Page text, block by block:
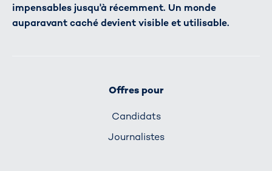
impensables jusqu'à récemment. Un monde
auparavant caché devient visible et utilisable.
Offres pour
Candidats
Journalistes